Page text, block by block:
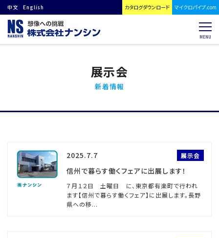
中文 English カタログダウンロード マイクロパイプ.com
MENU
展示会
新着情報
展示会
2025.7.7
信州で暮らす働くフェアに出展します！
７月１２日 土曜日 に、東京都有楽町で行われ
ます【信州で暮らす働くフェア】に出展します。長野
県への移...